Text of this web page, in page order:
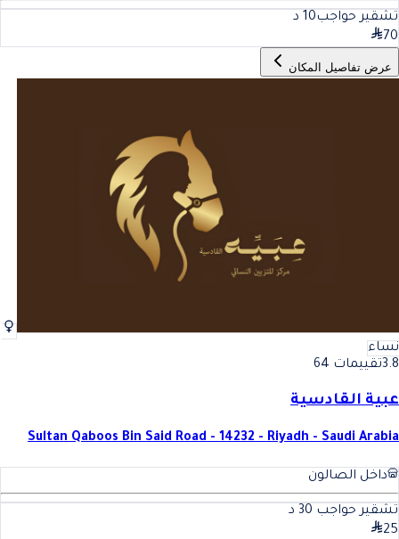
تشقير حواجب10 د
70
عرض تفاصيل المكان
نساء
3.8تقييمات 64
عبية القادسية
Sultan Qaboos Bin Said Road - 14232 - Riyadh - Saudi Arabia
داخل الصالون
تشقير حواجب 30 د
25